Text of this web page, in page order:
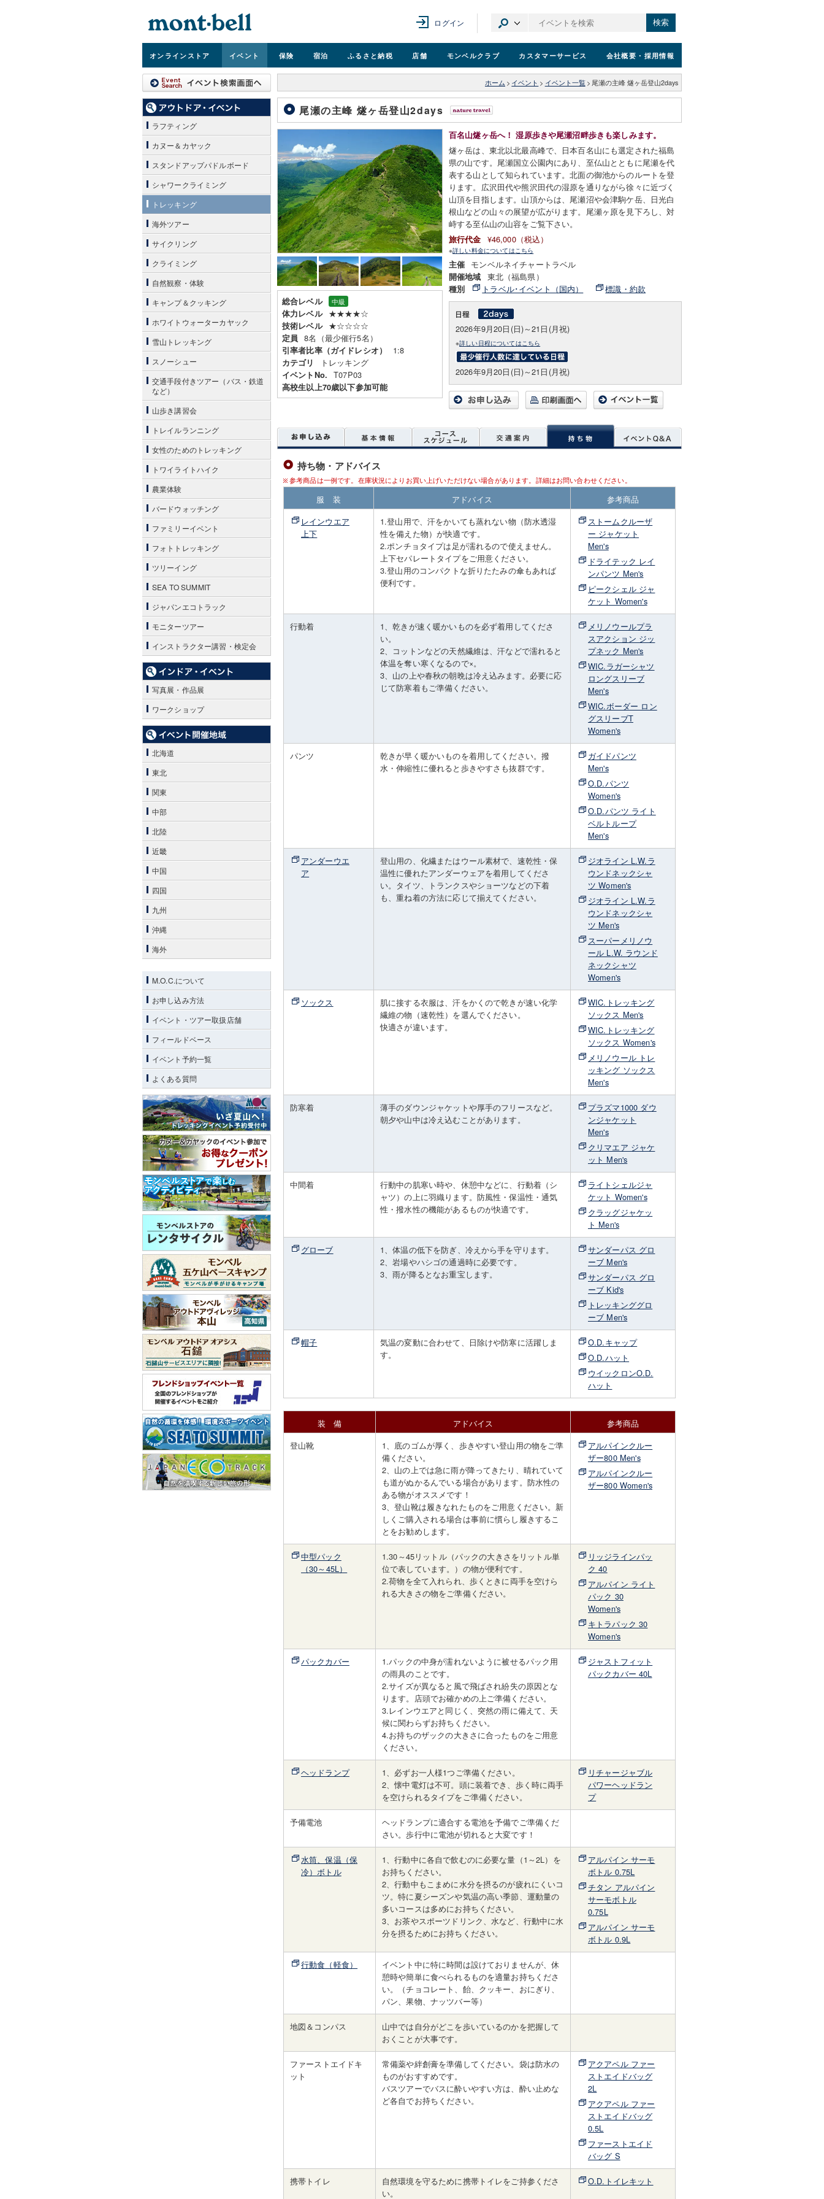
ログイン 検索
オンラインストア イベント 保険 宿泊 ふるさと納税 店舗 モンベルクラブ カスタマーサービス 会社概要 ・採用情報
ホーム > イベント > イベント一覧 > 尾瀬の主峰 燧ヶ岳登山2days
尾瀬の主峰 燧ヶ岳登山2days
総合レベル 中級
体力レベル ★★★★☆
技術レベル ★☆☆☆☆
定員 8名（最少催行5名）
引率者比率（ガイドレシオ） 1:8
カテゴリ トレッキング
イベントNo. T07P03
高校生以上70歳以下参加可能
百名山燧ヶ岳へ！ 湿原歩きや尾瀬沼畔歩きも楽しみます。
燧ヶ岳は、東北以北最高峰で、日本百名山にも選定された福島
県の山です。尾瀬国立公園内にあり、至仏山とともに尾瀬を代
表する山として知られています。北面の御池からのルートを登
ります。広沢田代や熊沢田代の湿原を通りながら徐々に近づく
山頂を目指します。山頂からは、尾瀬沼や会津駒ケ岳、日光白
根山などの山々の展望が広がります。尾瀬ヶ原を見下ろし、対
峙する至仏山の山容をご覧下さい。
旅行代金 ¥46,000（税込）
※詳しい料金についてはこちら
主催 モンベルネイチャートラベル
開催地域 東北（福島県）
種別 トラベル･イベント（国内） 標識・約款
2026年9月20日(日)～21日(月祝)
※詳しい日程についてはこちら
2026年9月20日(日)～21日(月祝)
持ち物・アドバイス
参考商品は一例です。在庫状況によりお買い上げいただけない場合があります。詳細はお問い合わせください。
服 装 アドバイス
参考商品
レインウエア
上下
1.登山用で、汗をかいても蒸れない物（防水透湿
性を備えた物）が快適です。
2.ポンチョタイプは足が濡れるので使えません。
上下セパレートタイプをご用意ください。
3.登山用のコンパクトな折りたたみの傘もあれば
便利です。
ストームクルーザ
ー ジャケット
Men's
ドライテック レイ
ンパンツ Men's
ピークシェル ジャ
ケット Women's
行動着
1、乾きが速く暖かいものを必ず着用してくださ
い。
2、コットンなどの天然繊維は、汗などで濡れると
体温を奪い寒くなるので×。
3、山の上や春秋の朝晩は冷え込みます。必要に応
じて防寒着もご準備ください。
メリノウールプラ
スアクション ジッ
プネック Men's
WIC.ラガーシャツ
ロングスリーブ
Men's
WIC.ボーダー ロン
グスリーブT
Women's
パンツ
乾きが早く暖かいものを着用してください。撥
水・伸縮性に優れると歩きやすさも抜群です。
ガイドパンツ
Men's
O.D.パンツ
Women's
O.D.パンツ ライト
ベルトループ
Men's
アンダーウエ
ア
登山用の、化繊またはウール素材で、速乾性・保
温性に優れたアンダーウェアを着用してくださ
い。タイツ、トランクスやショーツなどの下着
も、重ね着の方法に応じて揃えてください。
ジオライン L.W.ラ
ウンドネックシャ
ツ Women's
ジオライン L.W.ラ
ウンドネックシャ
ツ Men's
スーパーメリノウ
ール L.W. ラウンド
ネックシャツ
Women's
ソックス
肌に接する衣服は、汗をかくので乾きが速い化学
繊維の物（速乾性）を選んでください。
快適さが違います。
WIC.トレッキング
ソックス Men's
WIC.トレッキング
ソックス Women's
メリノウール トレ
ッキング ソックス
Men's
防寒着
薄手のダウンジャケットや厚手のフリースなど。
朝夕や山中は冷え込むことがあります。
プラズマ1000 ダウ
ンジャケット
Men's
クリマエア ジャケ
ット Men's
中間着
行動中の肌寒い時や、休憩中などに、行動着（シ
ャツ）の上に羽織ります。防風性・保温性・通気
性・撥水性の機能があるものが快適です。
ライトシェルジャ
ケット Women's
クラッグジャケッ
ト Men's
グローブ
1、体温の低下を防ぎ、冷えから手を守ります。
2、岩場やハシゴの通過時に必要です。
3、雨が降るとなお重宝します。
サンダーパス グロ
ーブ Men's
サンダーパス グロ
ーブ Kid's
トレッキンググロ
ーブ Men's
帽子
気温の変動に合わせて、日除けや防寒に活躍しま
す。
O.D.キャップ
O.D.ハット
ウイックロンO.D.
ハット
装 備 アドバイス
参考商品
登山靴
1、底のゴムが厚く、歩きやすい登山用の物をご準
備ください。
2、山の上では急に雨が降ってきたり、晴れていて
も道がぬかるんでいる場合があります。防水性の
ある物がオススメです！
3、登山靴は履きなれたものをご用意ください。新
しくご購入される場合は事前に慣らし履きするこ
とをお勧めします。
アルパインクルー
ザー800 Men's
アルパインクルー
ザー800 Women's
中型パック
（30～45L）
1.30～45リットル（パックの大きさをリットル単
位で表しています。）の物が便利です。
2.荷物を全て入れられ、歩くときに両手を空けら
れる大きさの物をご準備ください。
リッジラインパッ
ク 40
アルパイン ライト
パック 30
Women's
キトラパック 30
Women's
パックカバー
1.パックの中身が濡れないように被せるパック用
の雨具のことです。
2.サイズが異なると風で飛ばされ紛失の原因とな
ります。店頭でお確かめの上ご準備ください。
3.レインウエアと同じく、突然の雨に備えて、天
候に関わらずお持ちください。
4.お持ちのザックの大きさに合ったものをご用意
ください。
ジャストフィット
パックカバー 40L
ヘッドランプ
1、必ずお一人様1つご準備ください。
2、懐中電灯は不可。頭に装着でき、歩く時に両手
を空けられるタイプをご準備ください。
リチャージャブル
パワーヘッドラン
プ
予備電池
ヘッドランプに適合する電池を予備でご準備くだ
さい。歩行中に電池が切れると大変です！
水筒、保温（保
冷）ボトル
1、行動中に各自で飲むのに必要な量（1～2L）を
お持ちください。
2、行動中もこまめに水分を摂るのが疲れにくいコ
ツ。特に夏シーズンや気温の高い季節、運動量の
多いコースは多めにお持ちください。
3、お茶やスポーツドリンク、水など、行動中に水
分を摂るためにお持ちください。
アルパイン サーモ
ボトル 0.75L
チタン アルパイン
サーモボトル
0.75L
アルパイン サーモ
ボトル 0.9L
行動食（軽食）
イベント中に特に時間は設けておりませんが、休
憩時や簡単に食べられるものを適量お持ちくださ
い。（チョコレート、飴、クッキー、おにぎり、
パン、果物、ナッツバー等）
地図＆コンパス
山中では自分がどこを歩いているのかを把握して
おくことが大事です。
ファーストエイドキ
ット
常備薬や絆創膏を準備してください。袋は防水の
ものがおすすめです。
バスツアーでバスに酔いやすい方は、酔い止めな
ど各自でお持ちください。
アクアペル ファー
ストエイドバッグ
2L
アクアペル ファー
ストエイドバッグ
0.5L
ファーストエイド
バッグ S
携帯トイレ
自然環境を守るために携帯トイレをご持参くださ
い。
O.D.トイレキット
ラフティング
カヌー＆カヤック
スタンドアップパドルボード
シャワークライミング
トレッキング
海外ツアー
サイクリング
クライミング
自然観察・体験
キャンプ＆クッキング
ホワイトウォーターカヤック
雪山トレッキング
スノーシュー
交通手段付きツアー（バス・鉄道
など）
山歩き講習会
トレイルランニング
女性のためのトレッキング
トワイライトハイク
農業体験
バードウォッチング
ファミリーイベント
フォトトレッキング
ツリーイング
SEA TO SUMMIT
ジャパンエコトラック
モニターツアー
インストラクター講習・検定会
写真展・作品展
ワークショップ
北海道
東北
関東
中部
北陸
近畿
中国
四国
九州
沖縄
海外
M.O.C.について
お申し込み方法
イベント・ツアー取扱店舗
フィールドベース
イベント予約一覧
よくある質問